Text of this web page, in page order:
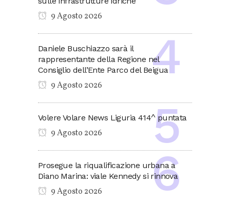
9 Agosto 2026
Daniele Buschiazzo sarà il
rappresentante della Regione nel
Consiglio dell’Ente Parco del Beigua
9 Agosto 2026
Volere Volare News Liguria 414^ puntata
9 Agosto 2026
Prosegue la riqualificazione urbana a
Diano Marina: viale Kennedy si rinnova
9 Agosto 2026